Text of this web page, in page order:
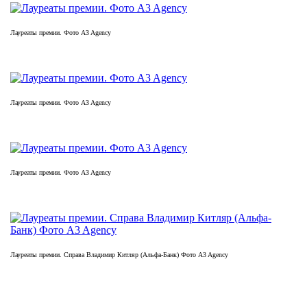
Лауреаты премии. Фото A3 Agency
Лауреаты премии. Фото A3 Agency
Лауреаты премии. Фото A3 Agency
Лауреаты премии. Справа Владимир Китляр (Альфа-Банк) Фото A3 Agency